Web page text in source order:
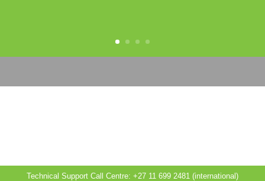
Technical Support Call Centre: +27 11 699 2481 (international)